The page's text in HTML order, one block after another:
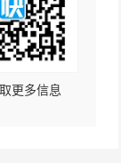
更多信息